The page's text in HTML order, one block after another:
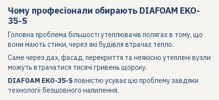
Чому професіонали обирають DIAFOAM EKO-
35-S
Головна проблема більшості утеплювачів полягає в тому, що
вони мають стики, через які будівля втрачає тепло.
Саме через дах, фасад, перекриття та неякісно утеплені вузли
можуть втрачатися тисячі гривень щороку.
DIAFOAM EKO-35-Sповністю усуває цю проблему завдяки
технології безшовного напилення.